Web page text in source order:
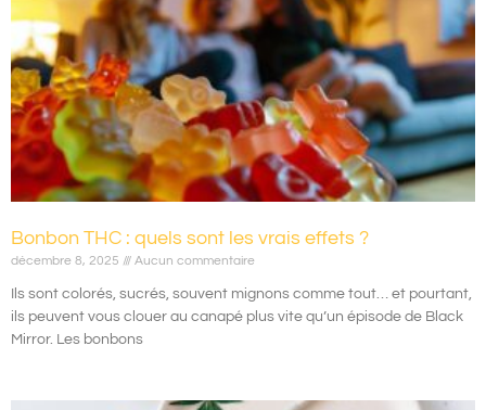
Bonbon THC : quels sont les vrais effets ?
décembre 8, 2025 Aucun commentaire
Ils sont colorés, sucrés, souvent mignons comme tout… et pourtant,
ils peuvent vous clouer au canapé plus vite qu’un épisode de Black
Mirror. Les bonbons